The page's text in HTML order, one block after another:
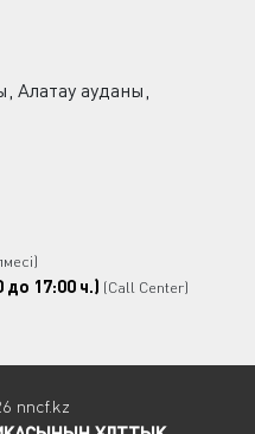
Алатау ауданы,
до 17:00 ч.) (Call Center)
nncf.kz